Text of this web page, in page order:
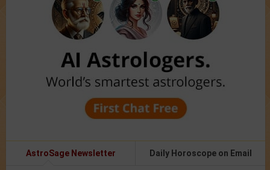
AstroSage Newsletter Daily Horoscope on Email